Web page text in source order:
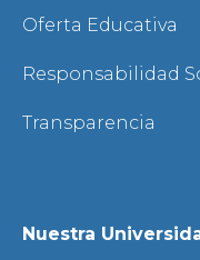
Oferta Educativa
Responsabilidad
Transparencia
Nuestra